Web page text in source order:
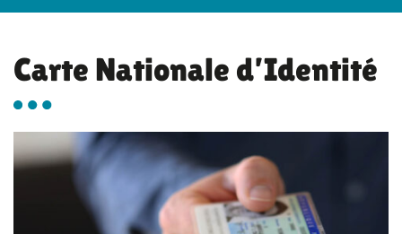
Carte Nationale d’Identité